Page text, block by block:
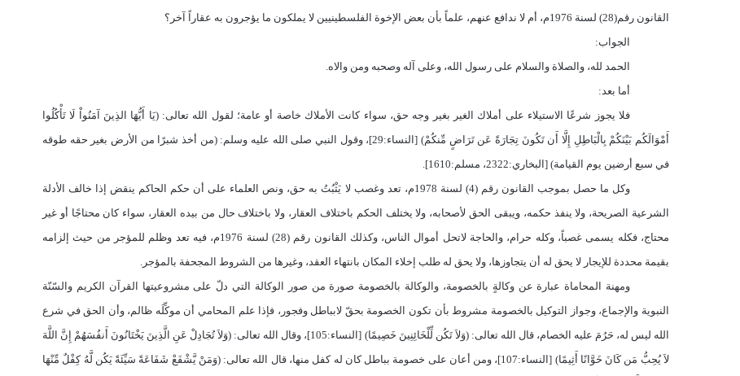
القانون رقم(28) لسنة 1976م، أم لا ندافع عنهم، علماً بأن بعض الإخوة الفلسطينيين لا يملكون ما يؤجرون به عقاراً آخر؟
الجواب:
الحمد لله، والصلاة والسلام على رسول الله، وعلى آله وصحبه ومن والاه.
أما بعد:
فلا يجوز شرعًا الاستيلاء على أملاك الغير بغير وجه حق، سواء كانت الأملاك خاصة أو عامة؛ لقول الله تعالى:)يَا أَيُّهَا الذِينَ آمَنُواْ لَا تَأْكُلُوا
أَمْوَالَكُم بَيْنَكُمْ بِالْبَاطِلِ إِلَّا أَن تَكُونَ تِجَارَةً عَن تَرَاضٍ مِّنكُمْ(
[النساء:29]، وقول النبي صلى الله عليه وسلم: (من أخذ شبرًا من الأرض بغير حقه طوقه
في سبع أرضين يوم القيامة) [البخاري:2322، مسلم:1610].
وكل ما حصل بموجب القانون رقم (4) لسنة 1978م، تعد وغصب لا يَثْبُتُ به حق، ونص العلماء على أن حكم الحاكم ينقض إذا خالف الأدلة
الشرعية الصريحة، ولا ينفذ حكمه، ويبقى الحق لأصحابه، ولا يختلف الحكم باختلاف العقار، ولا باختلاف حال من بيده العقار، سواء كان محتاجًا أو غير
محتاج، فكله يسمى غصباً، وكله حرام، والحاجة لاتحل أموال الناس، وكذلك القانون رقم (28) لسنة 1976م، فيه تعد وظلم للمؤجر من حيث إلزامه
بقيمة محددة للإيجار لا يحق له أن يتجاوزها، ولا يحق له طلب إخلاء المكان بانتهاء العقد، وغيرها من الشروط المجحفة بالمؤجر.
ومهنة المحاماة عبارة عن وكالةٍ بالخصومة، والوكالة بالخصومة صورة من صور الوكالة التي دلّ على مشروعيتها القرآن الكريم والسّنّة
النبوية والإجماع، وجواز التوكيل بالخصومة مشروط بأن تكون الخصومة بحقّ لابباطل وفجور، فإذا علم المحامي أن موكِّلَه ظالم، وأن الحق في شرع
الله ليس له، حَرُمَ عليه الخصام، قال الله تعالى:)وَلاَ تَكُن لِّلْخَائِنِينَ خَصِيمًا( [النساء:105]، وقال الله تعالى: )وَلاَ تُجَادِلْ عَنِ الَّذِينَ يَخْتَانُونَ أَنفُسَهُمْ إِنَّ اللَّهَ
لاَ يُحِبُّ مَن كَانَ خَوَّانًا أَثِيمًا( [النساء:107]، ومن أعان على خصومة بباطل كان له كفل منها، قال الله تعالى: )وَمَنْ يَّشْفَعْ شَفَاعَةً سَيِّئَةً يَكُن لَّهُ كِفْلٌ مِّنْهَا